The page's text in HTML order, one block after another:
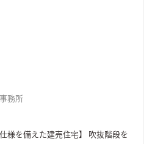
務所
様を備えた建売住宅】 吹抜階段を